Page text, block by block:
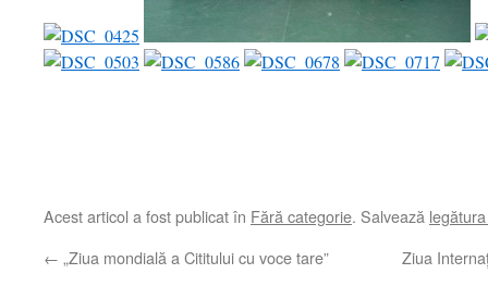
Acest articol a fost publicat în Fără categorie. Salvează
← „Ziua mondială a Cititului cu voce tare” Ziua